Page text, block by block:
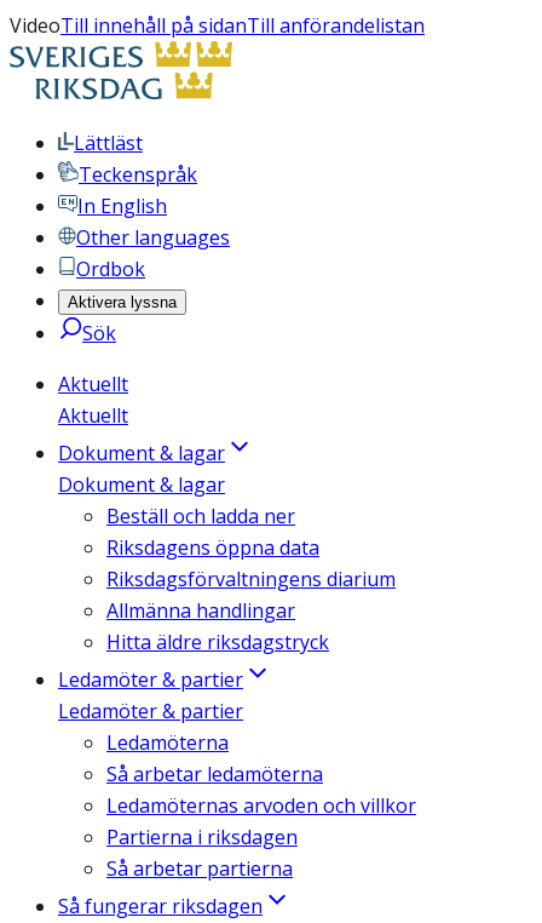
VideoTill innehåll på sidanTill anförandelistan
Lättläst
Teckenspråk
In English
Other languages
Ordbok
Aktivera lyssna
Sök
Aktuellt
Aktuellt
Dokument & lagar
Dokument & lagar
Beställ och ladda ner
Riksdagens öppna data
Riksdagsförvaltningens diarium
Allmänna handlingar
Hitta äldre riksdagstryck
Ledamöter & partier
Ledamöter & partier
Ledamöterna
Så arbetar ledamöterna
Ledamöternas arvoden och villkor
Partierna i riksdagen
Så arbetar partierna
Så fungerar riksdagen